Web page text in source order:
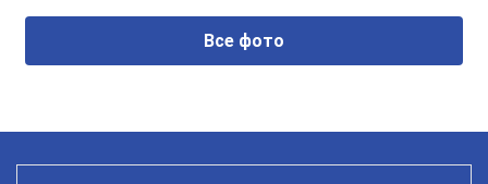
Все фото